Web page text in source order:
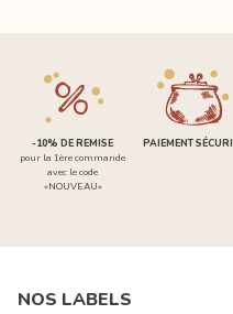
-10% DE REMISE
pour la 1ère commande
avec le code
«NOUVEAU»
PAIEMENT
NOS LABELS